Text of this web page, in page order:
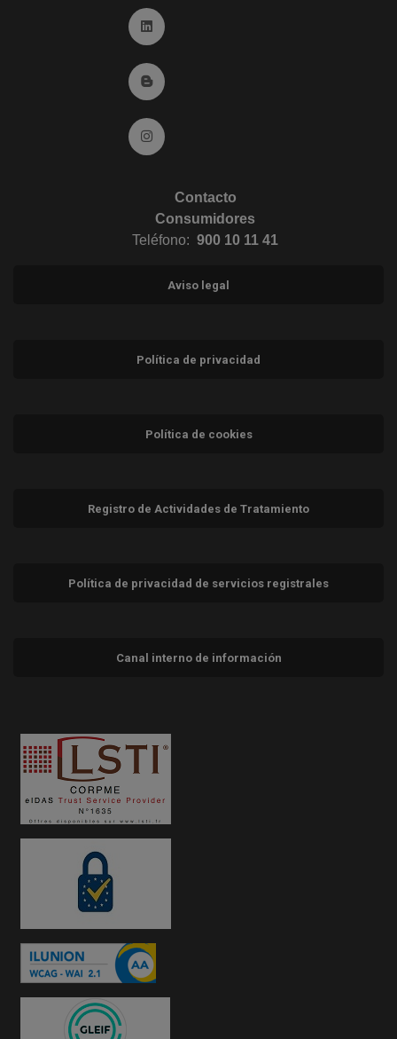
Ir a Linkedin (abre en ventana nueva)
Ir al Blog (abre en ventana nueva)
Ir a Instagram (abre en ventana nueva)
Contacto
Consumidores
Teléfono: 900 10 11 41
Aviso legal
Política de privacidad
Política de cookies
Registro de Actividades de Tratamiento
Política de privacidad de servicios registrales
Canal interno de información